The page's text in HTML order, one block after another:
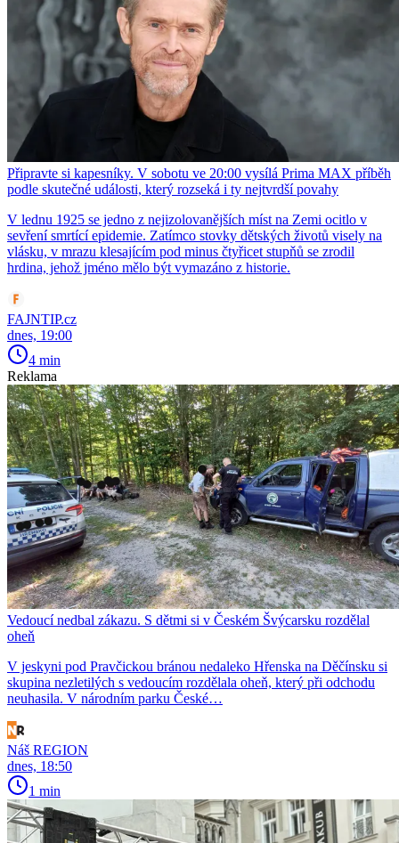
Připravte si kapesníky. V sobotu ve 20:00 vysílá Prima MAX příběh
podle skutečné události, který rozseká i ty nejtvrdší povahy
V lednu 1925 se jedno z nejizolovanějších míst na Zemi ocitlo v
sevření smrtící epidemie. Zatímco stovky dětských životů visely na
vlásku, v mrazu klesajícím pod minus čtyřicet stupňů se zrodil
hrdina, jehož jméno mělo být vymazáno z historie.
FAJNTIP.cz
dnes, 19:00
4 min
Reklama
Vedoucí nedbal zákazu. S dětmi si v Českém Švýcarsku rozdělal
oheň
V jeskyni pod Pravčickou bránou nedaleko Hřenska na Děčínsku si
skupina nezletilých s vedoucím rozdělala oheň, který při odchodu
neuhasila. V národním parku České…
Náš REGION
dnes, 18:50
1 min